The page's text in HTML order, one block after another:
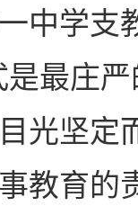
中学支
最庄
光坚定
教育的